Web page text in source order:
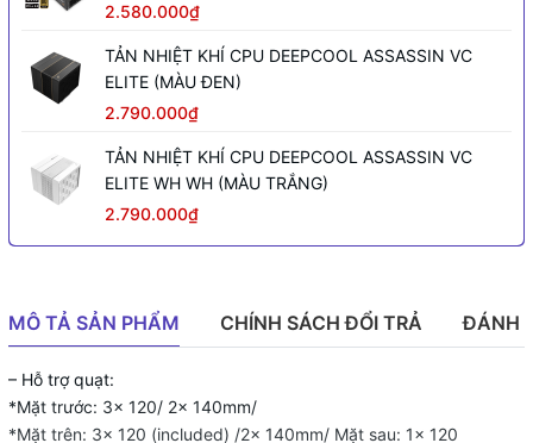
2.580.000₫
TẢN NHIỆT KHÍ CPU DEEPCOOL ASSASSIN VC
ELITE (MÀU ĐEN)
2.790.000₫
TẢN NHIỆT KHÍ CPU DEEPCOOL ASSASSIN VC
ELITE WH WH (MÀU TRẮNG)
2.790.000₫
MÔ TẢ SẢN PHẨM CHÍNH SÁCH ĐỔI TRẢ ĐÁNH
– Hỗ trợ quạt:
*Mặt trước: 3x 120/ 2x 140mm/
*Mặt trên: 3x 120 (included) /2x 140mm/ Mặt sau: 1x 120